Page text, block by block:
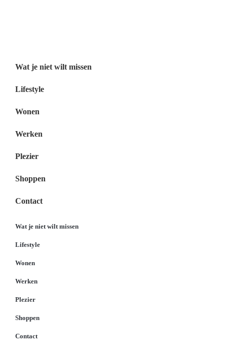
Wat je niet wilt missen
Lifestyle
Wonen
Werken
Plezier
Shoppen
Contact
Wat je niet wilt missen
Lifestyle
Wonen
Werken
Plezier
Shoppen
Contact